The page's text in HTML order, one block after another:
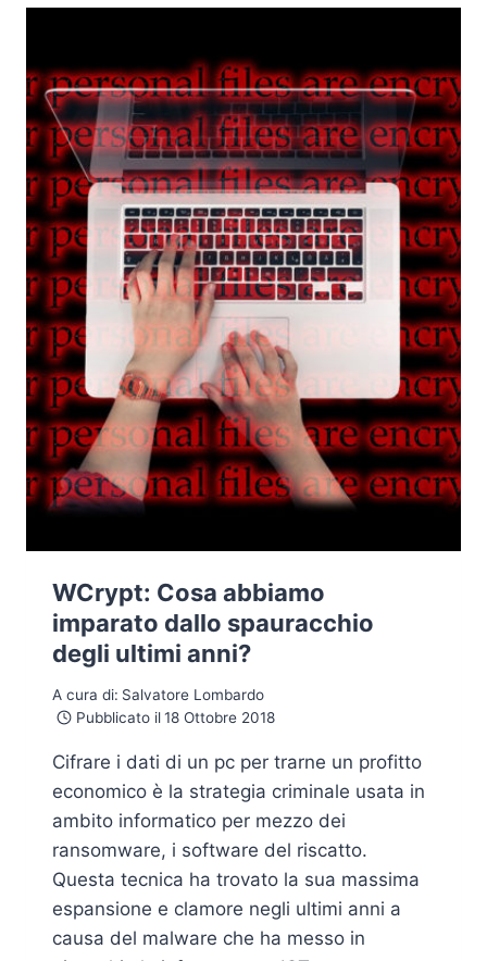
MAIL
RICATTO
WCrypt: Cosa abbiamo
imparato dallo spauracchio
degli ultimi anni?
A cura di: Salvatore Lombardo
Pubblicato il 18 Ottobre 2018
Cifrare i dati di un pc per trarne un profitto
economico è la strategia criminale usata in
ambito informatico per mezzo dei
ransomware, i software del riscatto.
Questa tecnica ha trovato la sua massima
espansione e clamore negli ultimi anni a
causa del malware che ha messo in